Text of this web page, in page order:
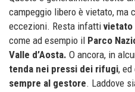
campeggio libero è vietato, ma
eccezioni. Resta infatti vietato
come ad esempio il Parco
Valle d’Aosta. O ancora, in
tenda nei pressi dei rifugi,
sempre al gestore. Laddove